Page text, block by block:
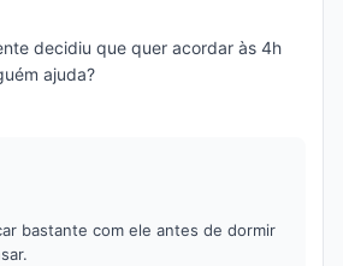
decidiu que quer acordar às 4h
ajuda?
bastante com ele antes de dormir